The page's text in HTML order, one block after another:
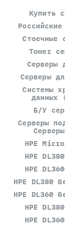
Купить
Стоечные
Tower
Серверы
Серверы
Системы
данных
Б/У
Серверы
HPE
HPE
HPE
HPE DL380
HPE DL360
HPE
HPE